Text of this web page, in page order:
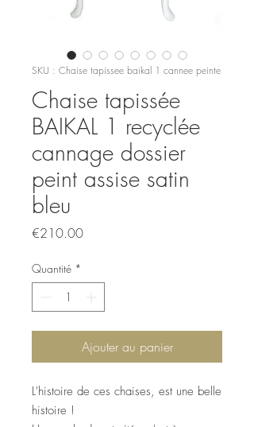
SKU : Chaise tapissee baikal 1 cannee peinte
Chaise tapissée
BAIKAL 1 recyclée
cannage dossier
peint assise satin
bleu
€210.00Prix
Quantité *
Ajouter au panier
L'histoire de ces chaises, est une belle
histoire !